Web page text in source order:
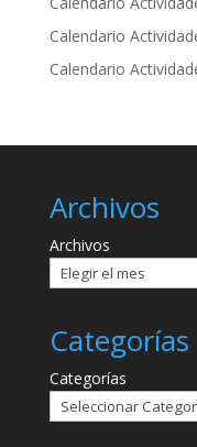
Calendario
Calendario
Archivos
Archivos
Categorías
Categorías